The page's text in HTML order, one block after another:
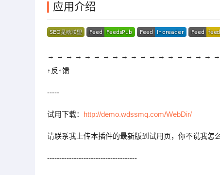
应用介绍
→ → → → → → → → → → → → → → → → → → →
↑反↑馈
-----
试用下载： http://demo.wdssmq.com/WebDir/
请联系我上传本插件的最新版到试用页，你不说我怎
-------------------------------------